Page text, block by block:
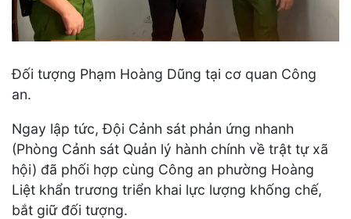
Đối tượng Phạm Hoàng Dũng tại cơ quan Công
an.
Ngay lập tức, Đội Cảnh sát phản ứng nhanh
(Phòng Cảnh sát Quản lý hành chính về trật tự xã
hội) đã phối hợp cùng Công an phường Hoàng
Liệt khẩn trương triển khai lực lượng khống chế,
bắt giữ đối tượng.